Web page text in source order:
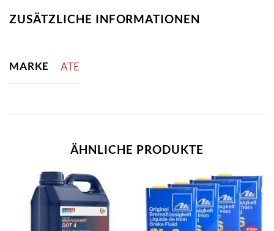
ZUSÄTZLICHE INFORMATIONEN
MARKE ATE
ÄHNLICHE PRODUKTE